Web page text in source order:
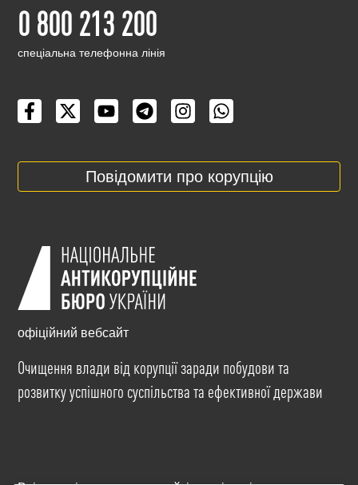
0 800 213 200
cпеціальна телефонна лінія
Повідомити про корупцію
офіційний вебсайт
Очищення влади від корупції заради побудови та
розвитку успішного суспільства та ефективної держави